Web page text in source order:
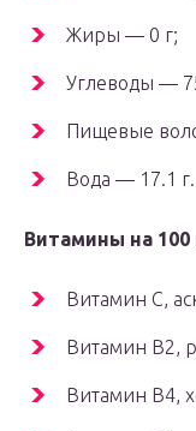
Жиры — 0 г;
Углеводы —
Пищевые
Вода — 17.1 г.
Витамины на 100
Витамин C,
Витамин В2,
Витамин В4,